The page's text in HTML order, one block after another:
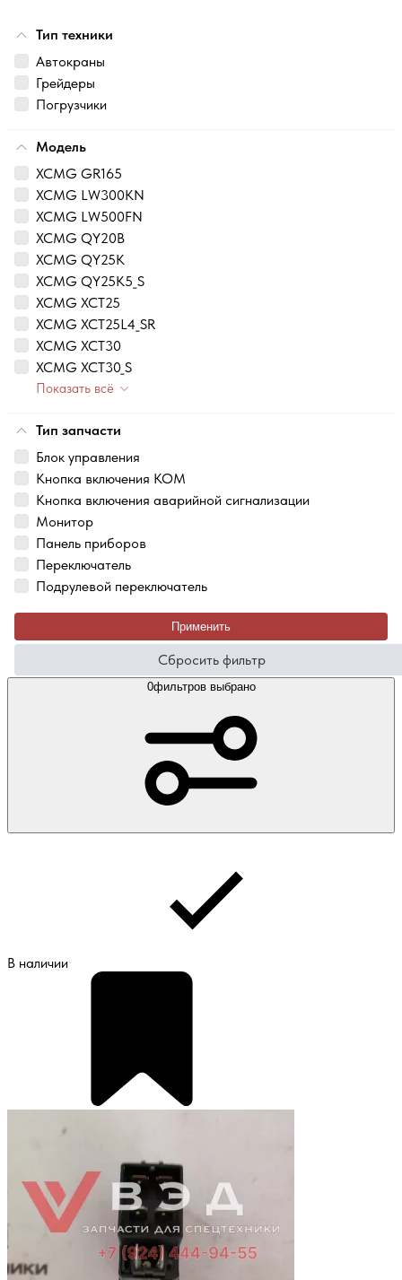
Тип техники
Автокраны
Грейдеры
Погрузчики
Модель
XCMG GR165
XCMG LW300KN
XCMG LW500FN
XCMG QY20B
XCMG QY25K
XCMG QY25K5_S
XCMG XCT25
XCMG XCT25L4_SR
XCMG XCT30
XCMG XCT30_S
Показать всё
Тип запчасти
Блок управления
Кнопка включения КОМ
Кнопка включения аварийной сигнализации
Монитор
Панель приборов
Переключатель
Подрулевой переключатель
Применить
Сбросить фильтр
0фильтров выбрано
В наличии